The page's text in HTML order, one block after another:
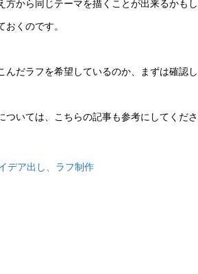
方から同じテーマを描くことが出来るかも
くのです。
んだラフを希望しているのか、まずは確認
ついては、こちらの記事も参考にしてくだ